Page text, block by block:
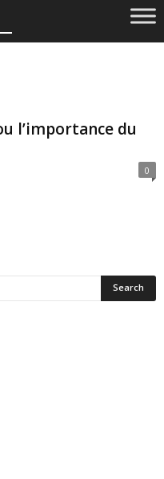
l’importance du
0